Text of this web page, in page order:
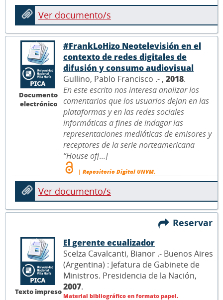
Ver documento/s
Documento
electrónico
#FrankLoHizo Neotelevisión en el
contexto de redes digitales de
difusión y consumo audiovisual
Gullino, Pablo Francisco .- , 2018.
En este escrito nos interesa analizar los
comentarios que los usuarios dejan en las
plataformas y en las redes sociales
informáticas a fines de indagar las
representaciones mediáticas de emisores y
receptores de la serie norteamericana
“House of[...]
| Repositorio Digital UNVM.
Ver documento/s
Reservar
Texto impreso
El gerente ecualizador
Scelza Cavalcanti, Bianor .- Buenos Aires
(Argentina) : Jefatura de Gabinete de
Ministros. Presidencia de la Nación,
2007.
Material bibliográfico en formato papel.